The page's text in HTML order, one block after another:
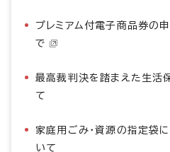
プレミアム付電子商品券の
で
最高裁判決を踏まえた生活
て
家庭用ごみ・資源の指定袋
いて